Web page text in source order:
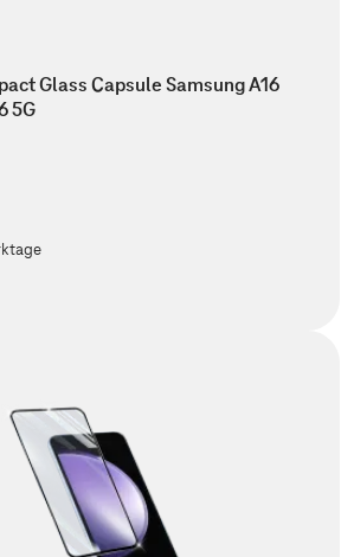
Glass Capsule Samsung A16
5G